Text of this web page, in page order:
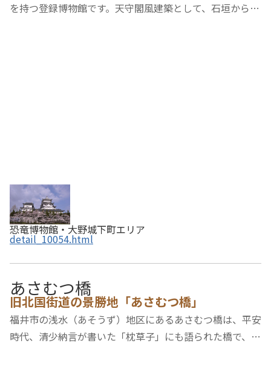
を持つ登録博物館です。天守閣風建築として、石垣から鯱
恐竜博物館・大野城下町エリア
detail_10054.html
あさむつ橋
旧北国街道の景勝地「あさむつ橋」
福井市の浅水（あそうず）地区にあるあさむつ橋は、平安
時代、清少納言が書いた「枕草子」にも語られた橋で、お